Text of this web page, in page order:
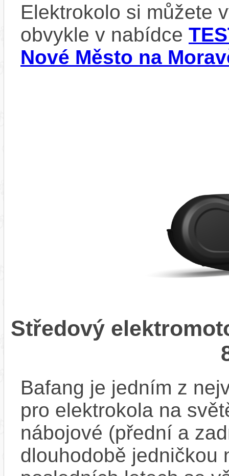
Elektrokolo si můžete
obvykle v nabídce
Nové Město na
Středový
Bafang je jedním z
pro elektrokola na
nábojové (přední a
dlouhodobě jedničkou